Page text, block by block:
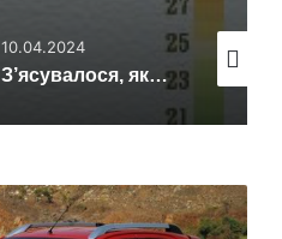
10.04.2024
З’ясувалося, яка тварина залишила яйце в льодах 66 млн років тому
24.03.2016